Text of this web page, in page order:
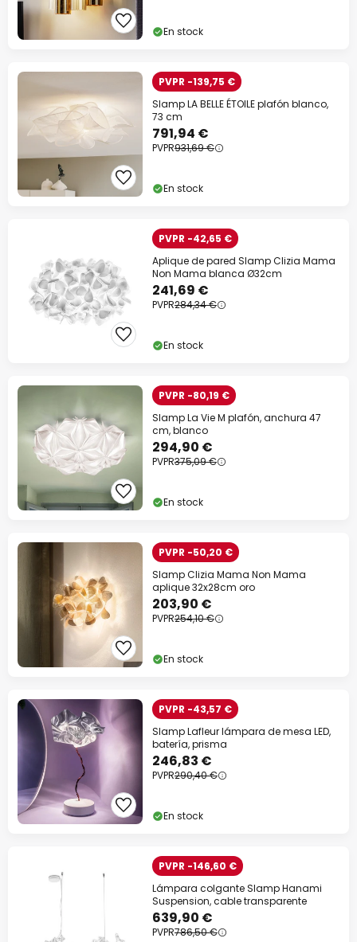
En stock
PVPR -139,75 €
Slamp LA BELLE ÉTOILE plafón blanco,
73 cm
791,94 €
PVPR931,69 €
En stock
PVPR -42,65 €
Aplique de pared Slamp Clizia Mama
Non Mama blanca Ø32cm
241,69 €
PVPR284,34 €
En stock
PVPR -80,19 €
Slamp La Vie M plafón, anchura 47
cm, blanco
294,90 €
PVPR375,09 €
En stock
PVPR -50,20 €
Slamp Clizia Mama Non Mama
aplique 32x28cm oro
203,90 €
PVPR254,10 €
En stock
PVPR -43,57 €
Slamp Lafleur lámpara de mesa LED,
batería, prisma
246,83 €
PVPR290,40 €
En stock
PVPR -146,60 €
Lámpara colgante Slamp Hanami
Suspension, cable transparente
639,90 €
PVPR786,50 €